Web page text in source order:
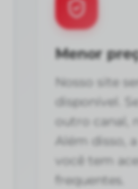
Menor
Nosso site
disponível.
outro canal,
Além disso,
você tem
frequentes.